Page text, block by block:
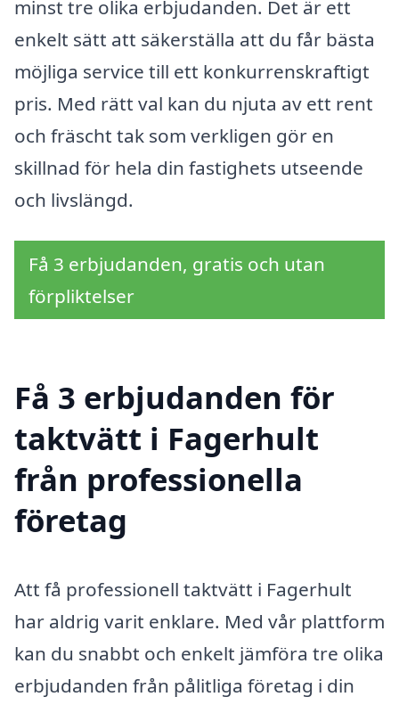
minst tre olika erbjudanden. Det är ett
enkelt sätt att säkerställa att du får bästa
möjliga service till ett konkurrenskraftigt
pris. Med rätt val kan du njuta av ett rent
och fräscht tak som verkligen gör en
skillnad för hela din fastighets utseende
och livslängd.
Få 3 erbjudanden, gratis och utan
förpliktelser
Få 3 erbjudanden för
taktvätt i Fagerhult
från professionella
företag
Att få professionell taktvätt i Fagerhult
har aldrig varit enklare. Med vår plattform
kan du snabbt och enkelt jämföra tre olika
erbjudanden från pålitliga företag i din